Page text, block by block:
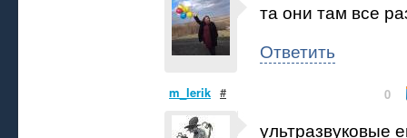
та они там все
Ответить
m_lerik # 0
ультразвуковые